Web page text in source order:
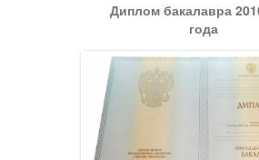
Диплом бакалавра
года